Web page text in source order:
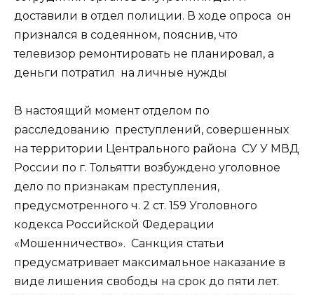
доставили в отдел полиции. В ходе опроса он
признался в содеянном, пояснив, что
телевизор ремонтировать не планировал, а
деньги потратил на личные нужды
В настоящий момент отделом по
расследованию преступлений, совершенных
на территории Центрального района СУ У МВД
России по г. Тольятти возбуждено уголовное
дело по признакам преступления,
предусмотренного ч. 2 ст. 159 Уголовного
кодекса Российской Федерации
«Мошенничество». Санкция статьи
предусматривает максимальное наказание в
виде лишения свободы на срок до пяти лет.